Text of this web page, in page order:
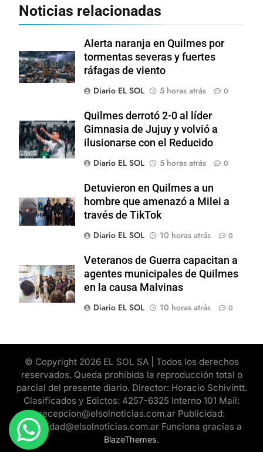
Noticias relacionadas
Alerta naranja en Quilmes por
tormentas severas y fuertes
ráfagas de viento
Diario EL SOL
5 horas atrás 0
Quilmes derrotó 2-0 al líder
Gimnasia de Jujuy y volvió a
ilusionarse con el Reducido
Diario EL SOL
5 horas atrás 0
Detuvieron en Quilmes a un
hombre que amenazó a Milei a
través de TikTok
Diario EL SOL
10 horas atrás 0
Veteranos de Guerra capacitan a
agentes municipales de Quilmes
en la causa Malvinas
Diario EL SOL
10 horas atrás 0
© Copyright 2026 EL SOL SA | Todos los derechos
reservados. Queda prohibida la reproducción total o
parcial del presente diario. Director: Horacio Schivintt.
Clasificados y Edictos: 4257-6325 Interno 101 Mail:
recepcion@elsolnoticias.com.ar Publicidad:
publicidad@elsolnoticias.com.ar Funciona gracias a
BlazeThemes.